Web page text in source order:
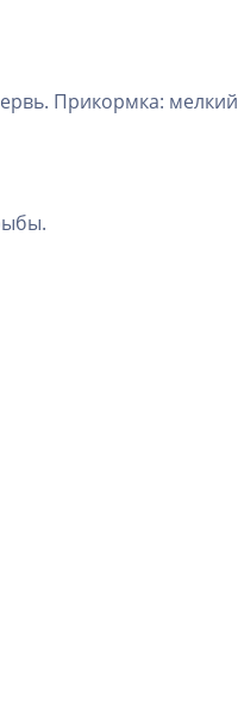
Прикормка: мелкий